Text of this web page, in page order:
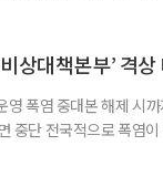
있는 말솜씨와 공감 능
상대책본부’ 격상
폭염 중대본 해제 시
중단 전국적으로 폭염